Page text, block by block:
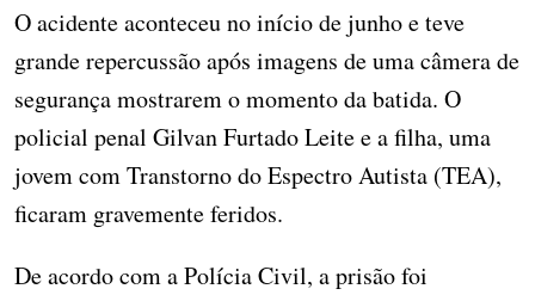
O acidente aconteceu no início de junho e teve
grande repercussão após imagens de uma câmera de
segurança mostrarem o momento da batida. O
policial penal Gilvan Furtado Leite e a filha, uma
jovem com Transtorno do Espectro Autista (TEA),
ficaram gravemente feridos.
De acordo com a Polícia Civil, a prisão foi